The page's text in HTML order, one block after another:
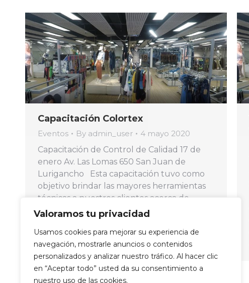
Valoramos tu privacidad
Usamos cookies para mejorar su experiencia de
navegación, mostrarle anuncios o contenidos
personalizados y analizar nuestro tráfico. Al hacer clic
en “Aceptar todo” usted da su consentimiento a
nuestro uso de las cookies.
Capacitación Colortex
Eventos By admin_user
4 mayo 2020
Capacitación de Control de Calidad 17 de
enero Av. Las Lomas 650 San Juan de
Lurigancho Esta capacitación tuvo como
objetivo brindar las mayores herramientas
técnicas a nuestros clientes acerca de
nuestros procesos de control de calidad.
Los temas abordados fueron
principalmente el sistema de puntuación
para tejidos planos, el ensayo de control
de…